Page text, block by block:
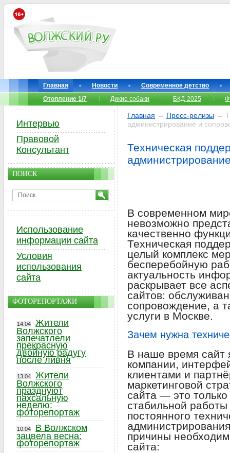
Главная Новости
Современное детство
Отопление 1/7
Дикие собаки БКД-2025
Главная → Пресс-релизы →
администрирование и
Техническая
В современном
невозможно
качественно
Техническая
целый комплекс
бесперебойную
актуальность
раскрывает все
сайтов:
сопровождение, а
услуги в Москве.
Зачем нужна
В наше время сайт
компании,
клиентами и
маркетинговой
сайта — это
стабильной работы
постоянного
причины
сайта:
Интервью
Правовой
Консультант
ПОИСК
Использование
информации сайта
Условия
использования
сайта
ФОТОРЕПОРТАЖИ
14.04
Жители
Волжского
запечатлели
прекрасную
двойную радугу
после ливня
13.04
Жители
Волжского
празднуют
пахсальную
неделю:
фоторепортаж
10.04
В Волжском
зацвела весна:
фоторепортаж